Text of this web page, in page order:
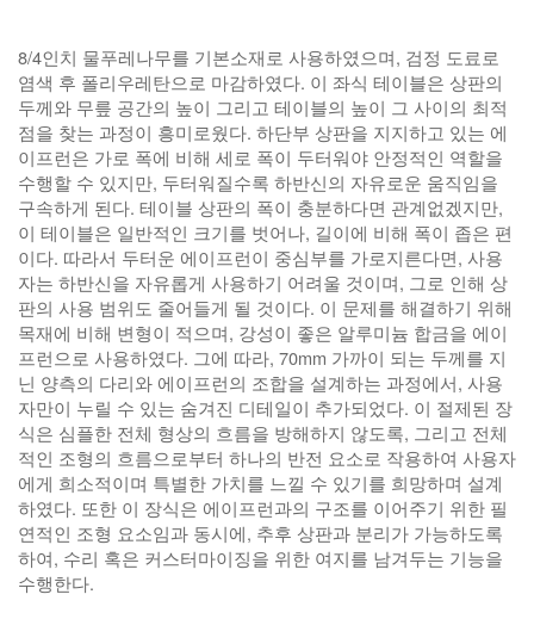
8/4인치 물푸레나무를 기본소재로 사용하였으며, 검정 도료로
염색 후 폴리우레탄으로 마감하였다. 이 좌식 테이블은 상판의
두께와 무릎 공간의 높이 그리고 테이블의 높이 그 사이의 최적
점을 찾는 과정이 흥미로웠다. 하단부 상판을 지지하고 있는 에
이프런은 가로 폭에 비해 세로 폭이 두터워야 안정적인 역할을
수행할 수 있지만, 두터워질수록 하반신의 자유로운 움직임을
구속하게 된다. 테이블 상판의 폭이 충분하다면 관계없겠지만,
이 테이블은 일반적인 크기를 벗어나, 길이에 비해 폭이 좁은 편
이다. 따라서 두터운 에이프런이 중심부를 가로지른다면, 사용
자는 하반신을 자유롭게 사용하기 어려울 것이며, 그로 인해 상
판의 사용 범위도 줄어들게 될 것이다. 이 문제를 해결하기 위해
목재에 비해 변형이 적으며, 강성이 좋은 알루미늄 합금을 에이
프런으로 사용하였다. 그에 따라, 70mm 가까이 되는 두께를 지
닌 양측의 다리와 에이프런의 조합을 설계하는 과정에서, 사용
자만이 누릴 수 있는 숨겨진 디테일이 추가되었다. 이 절제된 장
식은 심플한 전체 형상의 흐름을 방해하지 않도록, 그리고 전체
적인 조형의 흐름으로부터 하나의 반전 요소로 작용하여 사용자
에게 희소적이며 특별한 가치를 느낄 수 있기를 희망하며 설계
하였다. 또한 이 장식은 에이프런과의 구조를 이어주기 위한 필
연적인 조형 요소임과 동시에, 추후 상판과 분리가 가능하도록
하여, 수리 혹은 커스터마이징을 위한 여지를 남겨두는 기능을
수행한다.